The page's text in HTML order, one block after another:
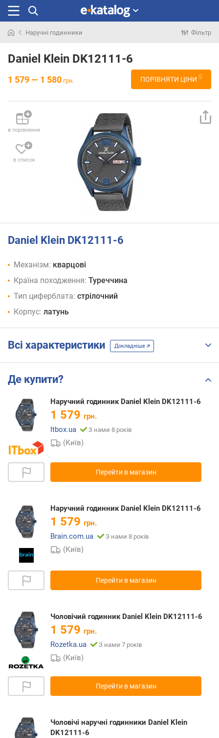
раніше
Наручні годинники Фільтр
Daniel Klein DK12111-6
1 579 — 1 580 грн. ПОРІВНЯТИ ЦІНИ 5
в порівняння
в список
Daniel Klein DK12111-6
Механізм: кварцові
Країна походження: Туреччина
Тип циферблата: стрілочний
Корпус: латунь
Всі характеристики Докладніше
Де купити?
Наручний годинник Daniel Klein DK12111-6
1 579 грн.
Itbox.ua
З нами 8 років
(Київ)
Перейти в магазин
Наручний годинник Daniel Klein DK12111-6
1 579 грн.
Brain.com.ua
З нами 8 років
(Київ)
Перейти в магазин
Чоловічий годинник Daniel Klein DK12111-6
1 579 грн.
Rozetka.ua
З нами 7 років
(Київ)
Перейти в магазин
Чоловічі наручні годинники Daniel Klein
DK12111-6